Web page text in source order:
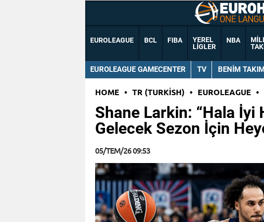
EUROLEAGUE BCL FIBA
YEREL
LIGLER
NBA
EUROLEAGUE GAMECENTER TV BENIM
HOME • TR (TURKISH) • EUROLEAGUE •
Shane Larkin: “Hala İyi
Gelecek Sezon İçin
05/TEM/26 09:53